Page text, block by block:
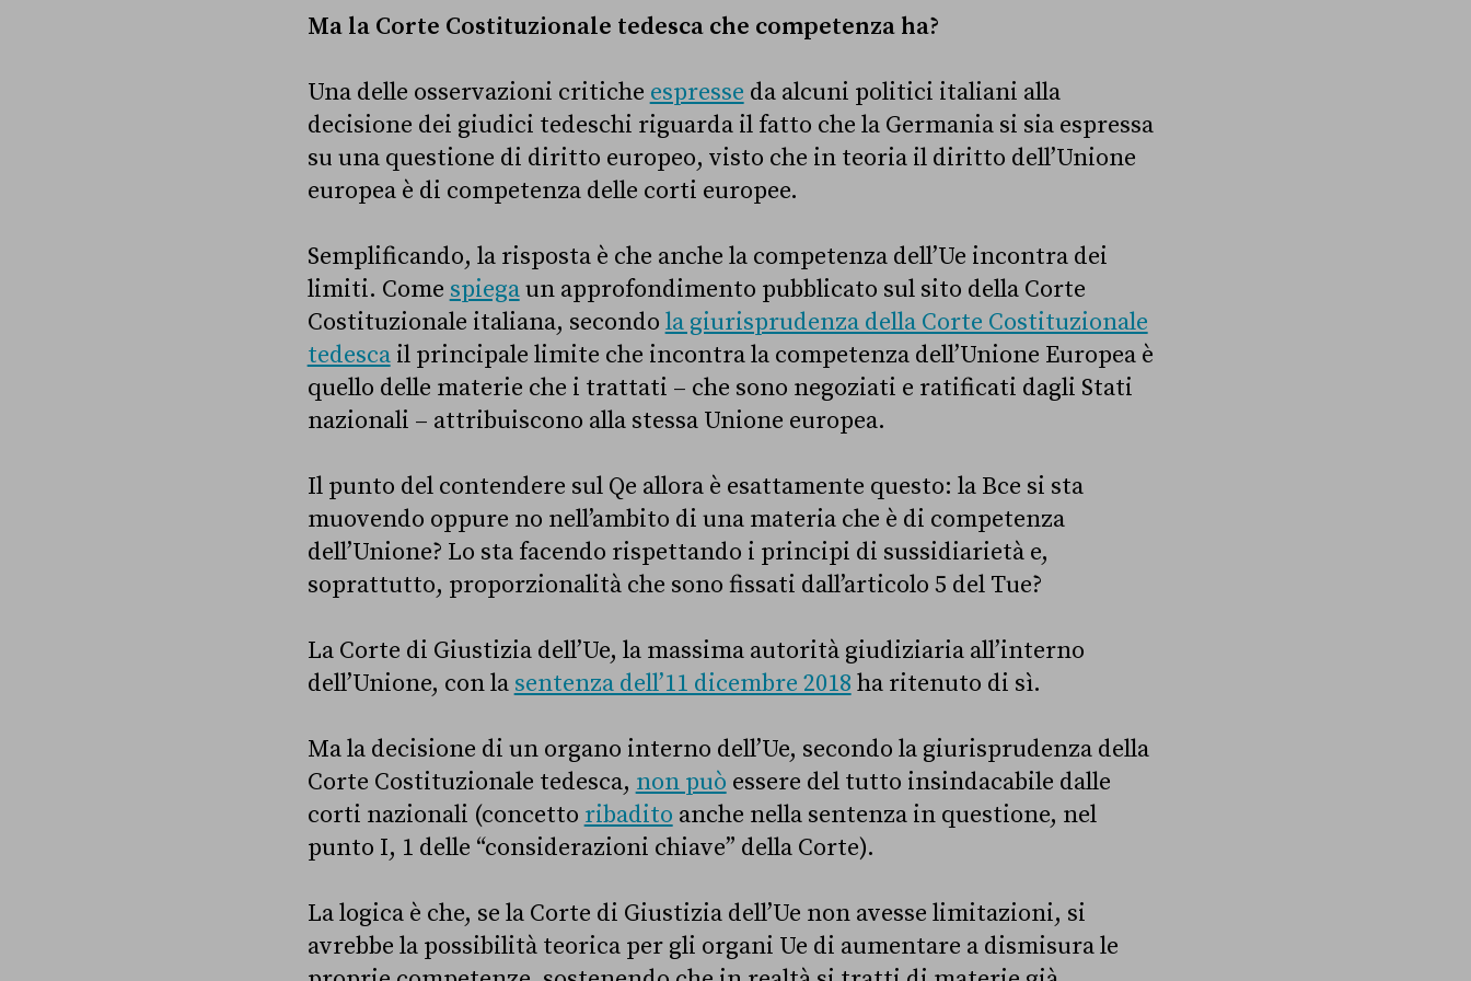
Ma la Corte Costituzionale tedesca che competenza ha?
Una delle osservazioni critiche espresse da alcuni politici italiani alla
decisione dei giudici tedeschi riguarda il fatto che la Germania si sia espressa
su una questione di diritto europeo, visto che in teoria il diritto dell’Unione
europea è di competenza delle corti europee.
Semplificando, la risposta è che anche la competenza dell’Ue incontra dei
limiti. Come spiegaun approfondimento pubblicato sul sito della Corte
Costituzionale italiana, secondo la giurisprudenza della Corte Costituzionale
tedescail principale limite che incontra la competenza dell’Unione Europea è
quello delle materie che i trattati – che sono negoziati e ratificati dagli Stati
nazionali – attribuiscono alla stessa Unione europea.
Il punto del contendere sul Qe allora è esattamente questo: la Bce si sta
muovendo oppure no nell’ambito di una materia che è di competenza
dell’Unione? Lo sta facendo rispettando i principi di sussidiarietà e,
soprattutto, proporzionalità che sono fissati dall’articolo 5 del Tue?
La Corte di Giustizia dell’Ue, la massima autorità giudiziaria all’interno
dell’Unione, con la sentenza dell’11 dicembre 2018 ha ritenuto di sì.
Ma la decisione di un organo interno dell’Ue, secondo la giurisprudenza della
Corte Costituzionale tedesca, non può essere del tutto insindacabile dalle
corti nazionali (concetto ribadito anche nella sentenza in questione, nel
punto I, 1 delle “considerazioni chiave” della Corte).
La logica è che, se la Corte di Giustizia dell’Ue non avesse limitazioni, si
avrebbe la possibilità teorica per gli organi Ue di aumentare a dismisura le